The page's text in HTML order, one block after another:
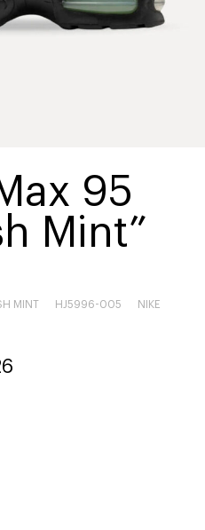
95
Mint”
MINT HJ5996-005 NIKE